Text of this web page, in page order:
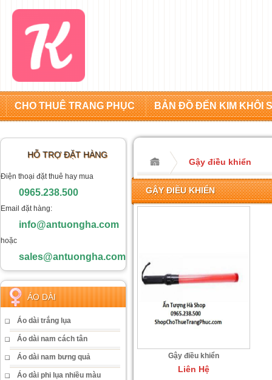
CHO THUÊ TRANG PHỤC BẢN ĐỒ ĐẾN KIM KHÔI
HỖ TRỢ ĐẶT HÀNG
Điện thoại đặt thuê hay mua
0965.238.500
Email đặt hàng:
info@antuongha.com
hoặc
sales@antuongha.com
ÁO DÀI
Áo dài trắng lụa
Áo dài nam cách tân
Áo dài nam bưng quả
Áo dài phi lụa nhiều màu
Gậy điều khiển
GẬY ĐIỀU KHIỂN
Gậy điều khiển
Liên Hệ